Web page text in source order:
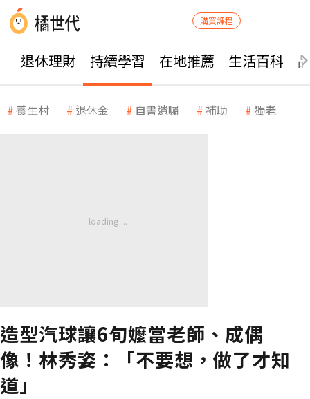
購買課程
退休理財 持續學習 在地推薦 生活百科
養生村 退休金 自書遺囑 補助 獨老
造型汽球讓6旬嬤當老師、成偶
像！林秀姿：「不要想，做了才知
道」